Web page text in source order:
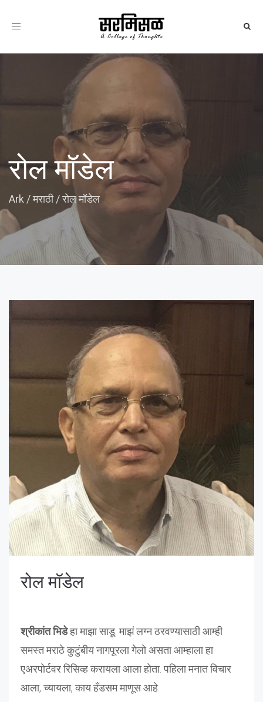
Toggle
रोल मॉडेल
Ark /मराठी/रोल मॉडेल
रोल मॉडेल
श्रीकांत भिडेहा माझा साडू. माझं लग्न ठरवण्यासाठी आम्ही
समस्त मराठे कुटुंबीय नागपूरला गेलो असता आम्हाला हा
एअरपोर्टवर रिसिव्ह करायला आला होता. पहिला मनात विचार
आला, च्यायला, काय हँडसम माणूस आहे.